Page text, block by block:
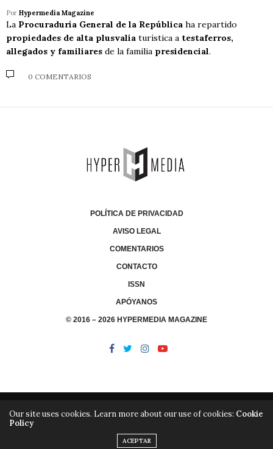
Por Hypermedia Magazine
La Procuraduría General de la República ha repartido
propiedades de alta plusvalía turística a testaferros,
allegados y familiares de la familia presidencial.
0 COMENTARIOS
POLÍTICA DE PRIVACIDAD
AVISO LEGAL
COMENTARIOS
CONTACTO
ISSN
APÓYANOS
© 2016 – 2026 HYPERMEDIA MAGAZINE
LIBRERÍA
Our site uses cookies. Learn more about our use of cookies: Cookie
Policy
ACEPTAR